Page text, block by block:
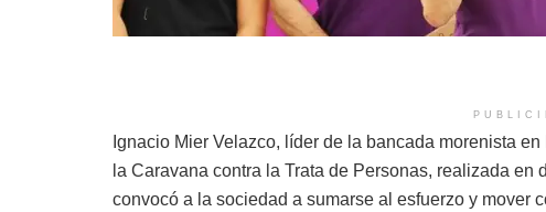
Ignacio Mier Velazco, líder de la bancada morenista
la Caravana contra la Trata de Personas, realizada
convocó a la sociedad a sumarse al esfuerzo y mover